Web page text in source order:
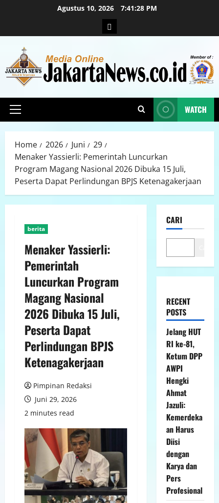
Agustus 10, 2026 7:41:29 PM
WATCH
Home 2026 Juni
29
Menaker Yassierli: Pemerintah Luncurkan
Program Magang Nasional 2026 Dibuka 15 Juli,
Peserta Dapat Perlindungan BPJS Ketenagakerjaan
berita
Menaker Yassierli:
Pemerintah
Luncurkan Program
Magang Nasional
2026 Dibuka 15 Juli,
Peserta Dapat
Perlindungan BPJS
Ketenagakerjaan
Pimpinan Redaksi
Juni 29, 2026
2 minutes read
CARI
RECENT
POSTS
Jelang HUT
RI ke-81,
Ketum DPP
AWPI
Hengki
Ahmat
Jazuli:
Kemerdeka
an Harus
Diisi
dengan
Karya dan
Pers
Profesional